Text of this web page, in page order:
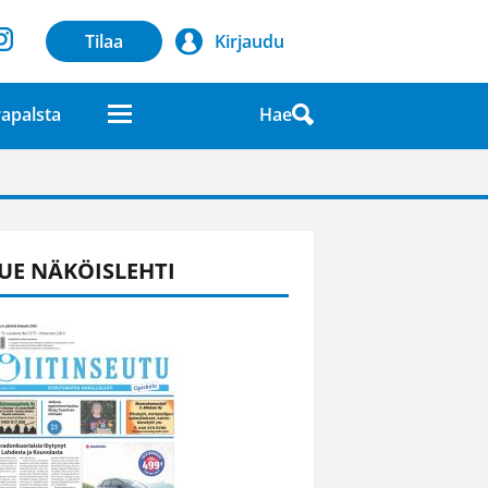
Tilaa Kirjaudu
Hae
lehdessä
NÄKÖISLEHTI